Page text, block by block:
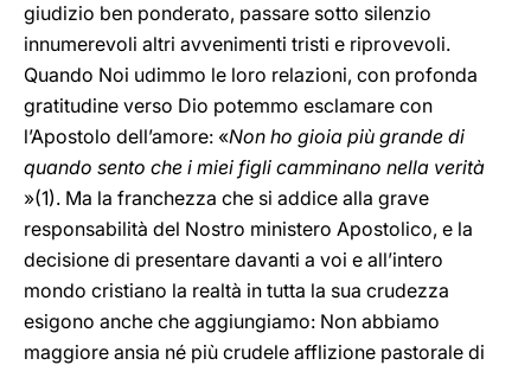
giudizio ben ponderato, passare sotto silenzio
innumerevoli altri avvenimenti tristi e riprovevoli.
Quando Noi udimmo le loro relazioni, con profonda
gratitudine verso Dio potemmo esclamare con
l’Apostolo dell’amore: «Non ho gioia più grande di
quando sento che i miei figli camminano nella verità
»(1). Ma la franchezza che si addice alla grave
responsabilità del Nostro ministero Apostolico, e la
decisione di presentare davanti a voi e all’intero
mondo cristiano la realtà in tutta la sua crudezza
esigono anche che aggiungiamo: Non abbiamo
maggiore ansia né più crudele afflizione pastorale di